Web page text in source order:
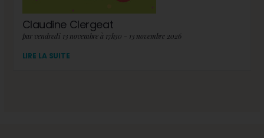
Claudine Clergeat
par vendredi 13 novembre à 17h30 - 13 novembre 2026
LIRE LA SUITE